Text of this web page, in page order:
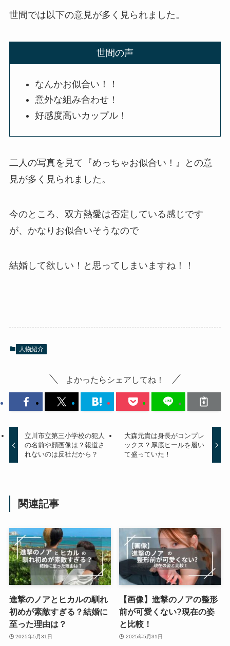
世間では以下の意見が多く見られました。
世間の声
なんかお似合い！！
意外な組み合わせ！
好感度高いカップル！
二人の写真を見て『めっちゃお似合い！』との意
見が多く見られました。
今のところ、双方熱愛は否定している感じです
が、かなりお似合いそうなので
結婚して欲しい！と思ってしまいますね！！
人物紹介
よかったらシェアしてね！
立川市立第三小学校の犯人
の名前や顔画像は？報道さ
れないのは反社だから？
大森元貴は身長がコンプレ
ックス？厚底ヒールを履い
て盛っていた！
関連記事
進撃のノアとヒカルの馴れ
初めが素敵すぎる？結婚に
至った理由は？
2025年5月31日
【画像】進撃のノアの整形
前が可愛くない?現在の姿
と比較！
2025年5月31日